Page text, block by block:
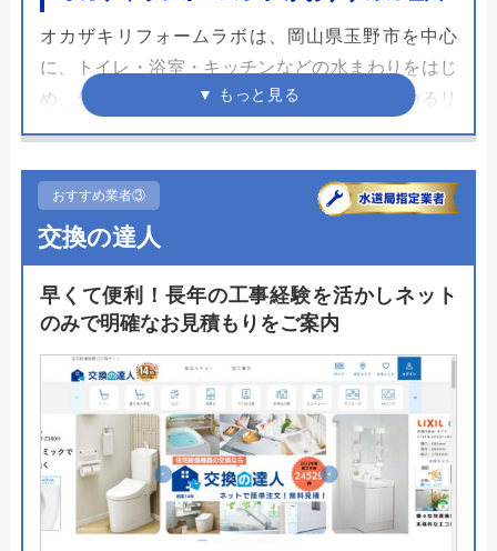
オカザキリフォームラボは、岡山県玉野市を中心
に、トイレ・浴室・キッチンなどの水まわりをはじ
め、外壁やエクステリアなど、住まいのあらゆるリ
フォームや修理、リノベーションを行なっていま
トイレリフォームにおいては、便器やウォシュレッ
トの取り付けや交換、水漏れの修理、部品交換はも
ちろん、クロスやクッションフロアの貼り替えまで
対応しています。
済に加え、リフォームローンも対応しているので自
分にあったものを選ぶことができます。
公式サイトで
料金詳細を見る
今すぐ電話で相談する
おすすめ業者③
交換の達人
早くて便利！長年の工事経験を活かしネット
のみで明確なお見積もりをご案内